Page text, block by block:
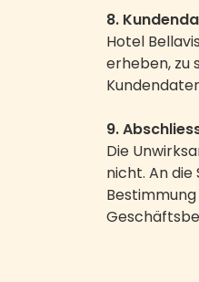
8.
Hotel
erheben, zu
9.
Die
nicht. An